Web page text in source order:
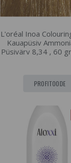
L'oréal Inoa
Kauapüsiv
Püsivärv 8,34 , 60
PROFITOODE